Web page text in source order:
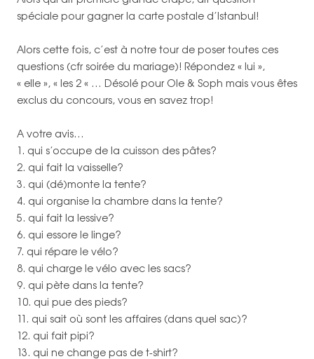
spéciale pour gagner la carte postale d’Istanbul!
Alors cette fois, c’est à notre tour de poser toutes ces
questions (cfr soirée du mariage)! Répondez « lui »,
« elle », « les 2 « … Désolé pour Ole & Soph mais vous êtes
exclus du concours, vous en savez trop!
A votre avis…
1. qui s’occupe de la cuisson des pâtes?
2. qui fait la vaisselle?
3. qui (dé)monte la tente?
4. qui organise la chambre dans la tente?
5. qui fait la lessive?
6. qui essore le linge?
7. qui répare le vélo?
8. qui charge le vélo avec les sacs?
9. qui pète dans la tente?
10. qui pue des pieds?
11. qui sait où sont les affaires (dans quel sac)?
12. qui fait pipi?
13. qui ne change pas de t-shirt?